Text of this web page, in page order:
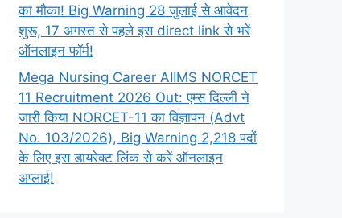
का मौका! Big Warning 28 जुलाई से आवेदन
शुरू, 17 अगस्त से पहले इस direct link से भरें
ऑनलाइन फॉर्म!
Mega Nursing Career AIIMS NORCET
11 Recruitment 2026 Out: एम्स दिल्ली ने
जारी किया NORCET-11 का विज्ञापन (Advt
No. 103/2026), Big Warning 2,218 पदों
के लिए इस डायरेक्ट लिंक से करें ऑनलाइन
अप्लाई!